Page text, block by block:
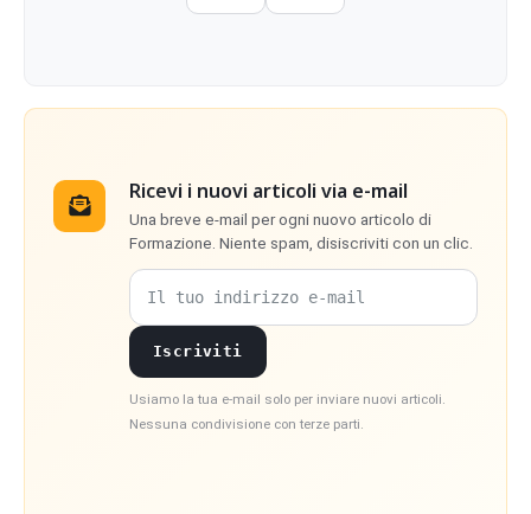
Ricevi i nuovi articoli via e-mail
Una breve e-mail per ogni nuovo articolo di
Formazione. Niente spam, disiscriviti con un clic.
Il tuo indirizzo e-mail
Iscriviti
Usiamo la tua e-mail solo per inviare nuovi articoli.
Nessuna condivisione con terze parti.